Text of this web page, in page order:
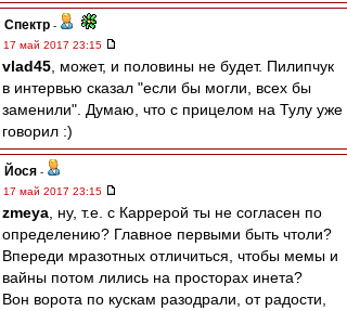
Спектр -
17 май 2017 23:15
vlad45 , может, и половины не будет. Пилипчук
в интервью сказал "если бы могли, всех бы
заменили". Думаю, что с прицелом на Тулу уже
говорил :)
Йося -
17 май 2017 23:15
zmeya , ну, т.е. с Каррерой ты не согласен по
определению? Главное первыми быть чтоли?
Впереди мразотных отличиться, чтобы мемы и
вайны потом лились на просторах инета?
Вон ворота по кускам разодрали, от радости,